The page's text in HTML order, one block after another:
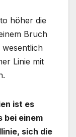
höher die
Bruch
wesentlich
Linie mit
ist es
bei einem
sich die